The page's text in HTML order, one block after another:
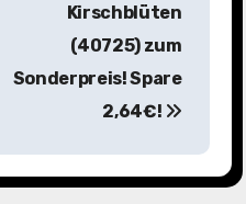
Kirschblüten
(40725) zum
Sonderpreis! Spare
2,64€!